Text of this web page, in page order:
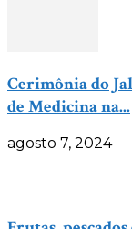
Cerimônia do
de Medicina na...
agosto 7, 2024